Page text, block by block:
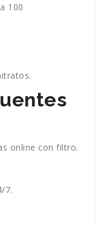
100
online con filtro.
7.